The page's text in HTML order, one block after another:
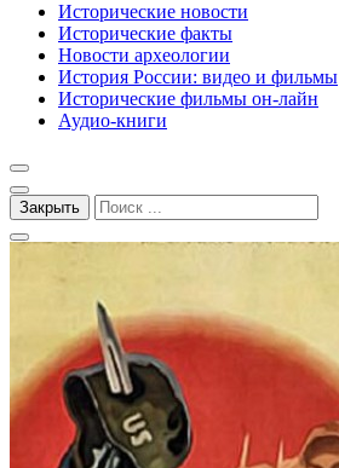
Исторические новости
Исторические факты
Новости археологии
История России: видео и фильмы
Исторические фильмы он-лайн
Аудио-книги
Закрыть